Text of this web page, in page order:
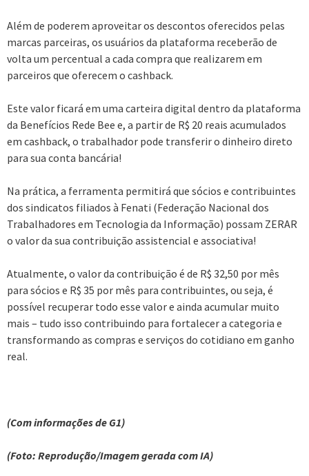
Além de poderem aproveitar os descontos oferecidos pelas
marcas parceiras, os usuários da plataforma receberão de
volta um percentual a cada compra que realizarem em
parceiros que oferecem o cashback.
Este valor ficará em uma carteira digital dentro da plataforma
da Benefícios Rede Bee e, a partir de R$ 20 reais acumulados
em cashback, o trabalhador pode transferir o dinheiro direto
para sua conta bancária!
Na prática, a ferramenta permitirá que sócios e contribuintes
dos sindicatos filiados à Fenati (Federação Nacional dos
Trabalhadores em Tecnologia da Informação) possam ZERAR
o valor da sua contribuição assistencial e associativa!
Atualmente, o valor da contribuição é de R$ 32,50 por mês
para sócios e R$ 35 por mês para contribuintes, ou seja, é
possível recuperar todo esse valor e ainda acumular muito
mais – tudo isso contribuindo para fortalecer a categoria e
transformando as compras e serviços do cotidiano em ganho
real.
(Com informações de G1)
(Foto: Reprodução/Imagem gerada com IA)